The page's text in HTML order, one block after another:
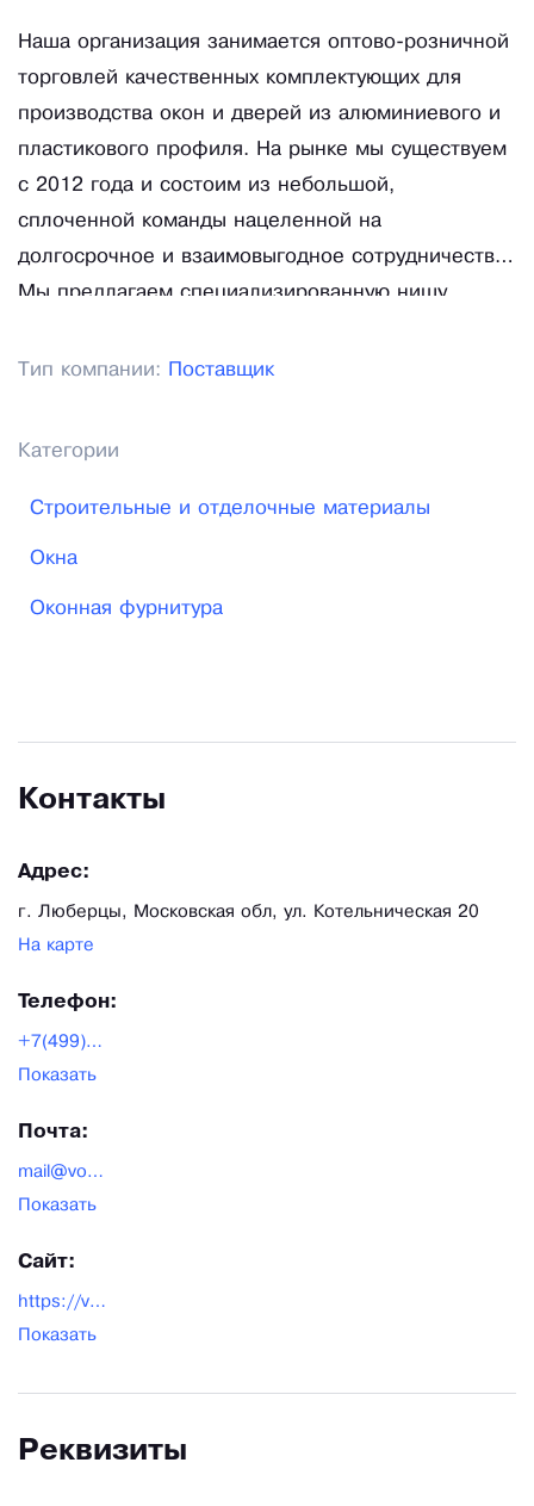
Наша организация занимается оптово-розничной
торговлей качественных комплектующих для
производства окон и дверей из алюминиевого и
пластикового профиля. На рынке мы существуем
с 2012 года и состоим из небольшой,
сплоченной команды нацеленной на
долгосрочное и взаимовыгодное сотрудничество.
Мы предлагаем специализированную нишу
услуги по профессиональному решению
торговой программы, а также с легкостью
Тип компании: Поставщик
Категории
Строительные и отделочные материалы
Окна
Оконная фурнитура
Контакты
Адрес:
г. Люберцы, Московская обл, ул. Котельническая 20
На карте
Телефон:
+7(499)397-75-76
Показать
Почта:
mail@vortek.ru
Показать
Сайт:
https://vortek.ru/
Показать
Реквизиты